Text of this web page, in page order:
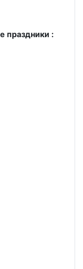
праздники :